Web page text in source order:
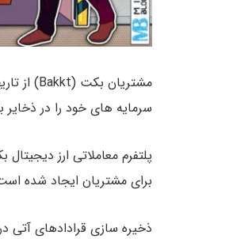
مشتریان بکت (Bakkt) از تاریخ ۶ سپتامبر یا ۱۵ شهریور خواهند توانست برای دریافت
سرمایه های خود را در ذخایر
برای مشتریان ایجاد شده